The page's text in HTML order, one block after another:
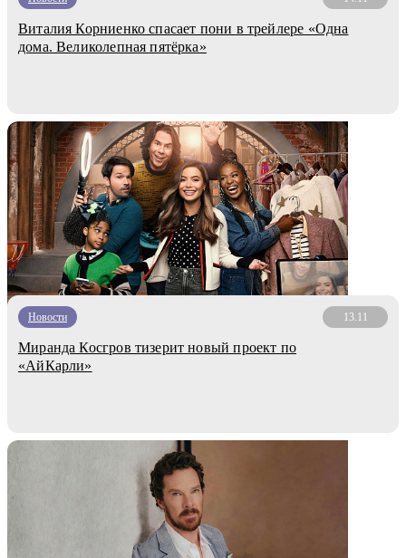
Виталия Корниенко спасает пони в трейлере «Одна
дома. Великолепная пятёрка»
Новости 13.11
Миранда Косгров тизерит новый проект по
«АйКарли»